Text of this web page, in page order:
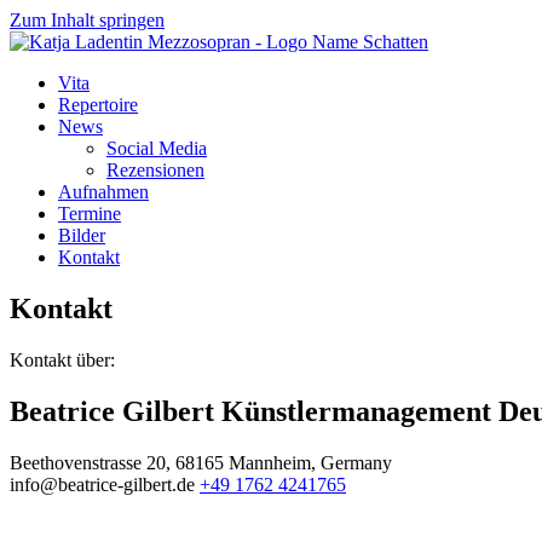
Zum Inhalt springen
Vita
Repertoire
News
Social Media
Rezensionen
Aufnahmen
Termine
Bilder
Kontakt
Kontakt
Kontakt über:
Beatrice Gilbert Künstlermanagement
Beethovenstrasse 20, 68165 Mannheim, Germany
info@beatrice-gilbert.de +49 1762 4241765